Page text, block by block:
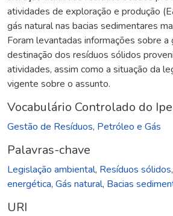
atividades de exploração e produção
gás natural nas bacias sedimentares
Foram levantadas informações sobre a
destinação dos resíduos sólidos
atividades, assim como a situação da
vigente sobre o assunto.
Vocabulário Controlado do
Gestão de Resíduos, Petróleo e Gás
Palavras-chave
Legislação ambiental, Resíduos sólidos,
energética, Gás natural, Bacias
URI